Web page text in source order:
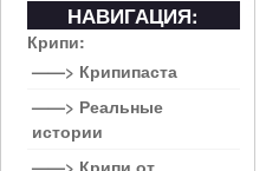
НАВИГАЦИЯ:
Крипи:
——> Крипипаста
——> Реальные
истории
——> Крипи от